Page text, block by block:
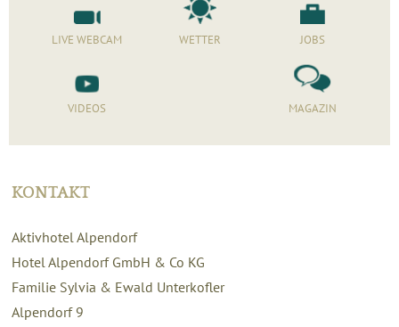
LIVE WEBCAM WETTER JOBS
VIDEOS MAGAZIN
KONTAKT
Aktivhotel Alpendorf
Hotel Alpendorf GmbH & Co KG
Familie Sylvia & Ewald Unterkofler
Alpendorf 9